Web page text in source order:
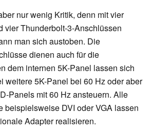
nur wenig Kritik, denn mit vier
vier Thunderbolt-3-Anschlüssen
man sich austoben. Die
dienen auch für die
dem internen 5K-Panel lassen sich
weitere 5K-Panel bei 60 Hz oder aber
Panels mit 60 Hz ansteuern. Alle
beispielsweise DVI oder VGA lassen
Adapter realisieren.